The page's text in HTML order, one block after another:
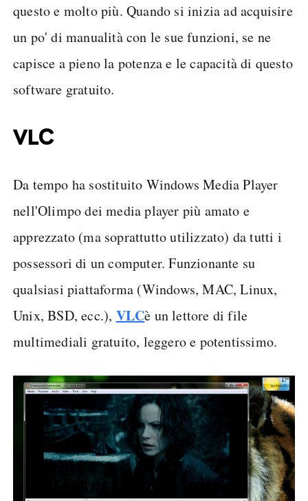
questo e molto più. Quando si inizia ad acquisire
un po' di manualità con le sue funzioni, se ne
capisce a pieno la potenza e le capacità di questo
software gratuito.
VLC
Da tempo ha sostituito Windows Media Player
nell'Olimpo dei media player più amato e
apprezzato (ma soprattutto utilizzato) da tutti i
possessori di un computer. Funzionante su
qualsiasi piattaforma (Windows, MAC, Linux,
Unix, BSD, ecc.), VLCè un lettore di file
multimediali gratuito, leggero e potentissimo.